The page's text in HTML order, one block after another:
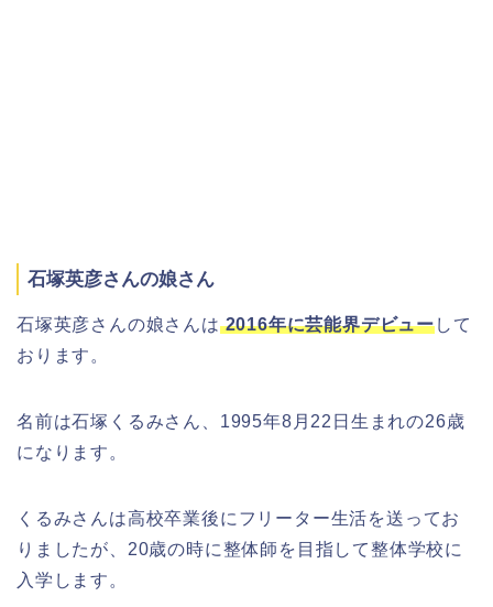
石塚英彦さんの娘さん
石塚英彦さんの娘さんは2016年に芸能界デビューして
おります。
名前は石塚くるみさん、1995年8月22日生まれの26歳
になります。
くるみさんは高校卒業後にフリーター生活を送ってお
りましたが、20歳の時に整体師を目指して整体学校に
入学します。